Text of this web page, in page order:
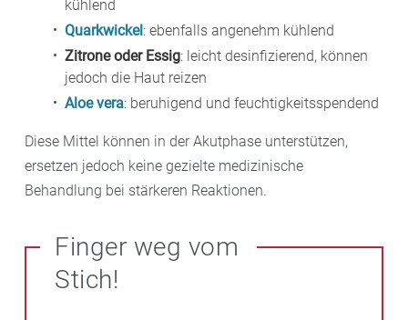
kühlend
Quarkwickel: ebenfalls angenehm kühlend
Zitrone oder Essig: leicht desinfizierend, können
jedoch die Haut reizen
Aloe vera: beruhigend und feuchtigkeitsspendend
Diese Mittel können in der Akutphase unterstützen,
ersetzen jedoch keine gezielte medizinische
Behandlung bei stärkeren Reaktionen.
Finger weg vom
Stich!